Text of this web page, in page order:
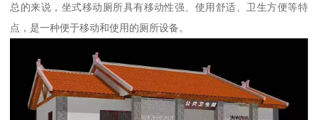
总的来说，坐式移动厕所具有移动性强、使用舒适、卫生方便等特
点，是一种便于移动和使用的厕所设备。